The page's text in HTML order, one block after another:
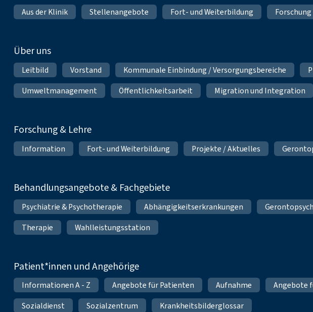
Aus der Klinik Stellenangebote Fort- und Weiterbildung
Über uns
Leitbild Vorstand Kommunale Einbindung / Versorgungsbereiche
Umweltmanagement
Öffentlichkeitsarbeit Migration und Integration
Forschung & Lehre
Information Fort- und Weiterbildung Projekte / Aktuelles
Behandlungsangebote & Fachgebiete
Psychiatrie & Psychotherapie Abhängigkeitserkrankungen
Therapie
Wahlleistungsstation
Patient*innen und Angehörige
Informationen A - Z Angebote für Patienten Aufnahme Angebote
Sozialdienst
Sozialzentrum Krankheitsbilderglossar